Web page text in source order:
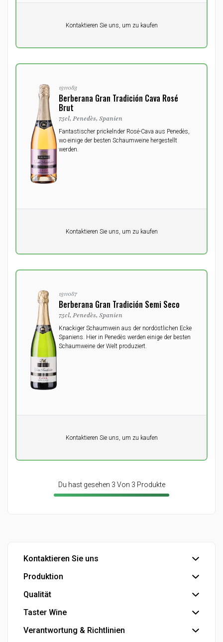
Kontaktieren Sie uns, um zu kaufen
1311083
Berberana Gran Tradición Cava Rosé
Brut
75cl, Penedès, Spanien
Fantastischer prickelnder Rosé-Cava aus Penedès,
wo einige der besten Schaumweine hergestellt
werden.
Kontaktieren Sie uns, um zu kaufen
1311087
Berberana Gran Tradición Semi Seco
75cl, Penedès, Spanien
Knackiger Schaumwein aus der nordöstlichen Ecke
Spaniens. Hier in Penedès werden einige der besten
Schaumweine der Welt produziert.
Kontaktieren Sie uns, um zu kaufen
Du hast gesehen 3 Von 3 Produkte
Kontaktieren Sie uns
Büro
Export
Industrie
Produktion
Abfüllung
Industrielle Produkte
Eigenmarke
Qualität
IFS Food-Zertifizierung
Se die Smiley-Berichte der dänischen Veterinär- und
Taster Wine
Der Konzern
Verantwortung & Richtlinien